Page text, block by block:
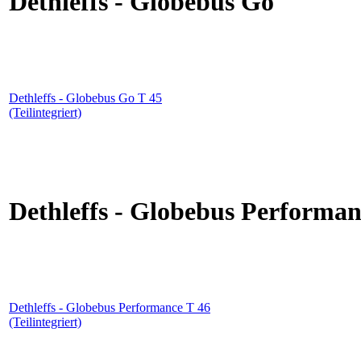
Dethleffs - Globebus Go T 45
(Teilintegriert)
Dethleffs - Globebus
Dethleffs - Globebus Performance T 46
(Teilintegriert)